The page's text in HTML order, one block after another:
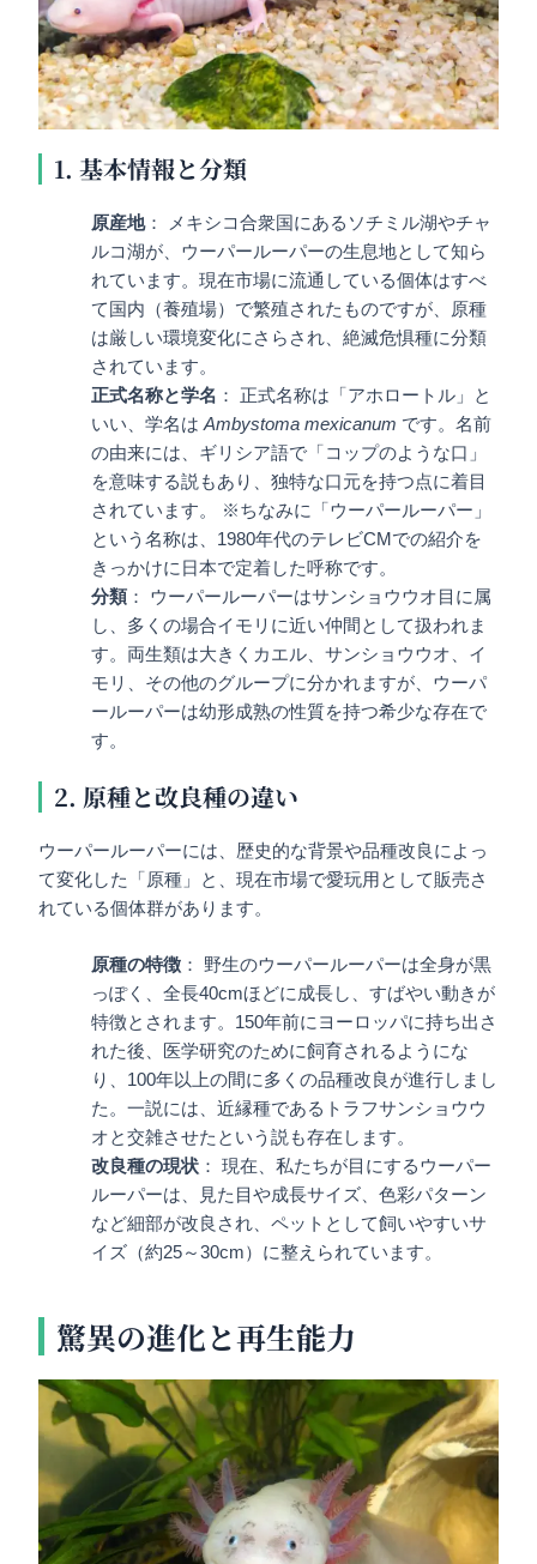
1. 基本情報と分類
原産地： メキシコ合衆国にあるソチミル湖やチャ
ルコ湖が、ウーパールーパーの生息地として知ら
れています。現在市場に流通している個体はすべ
て国内（養殖場）で繁殖されたものですが、原種
は厳しい環境変化にさらされ、絶滅危惧種に分類
されています。
正式名称と学名 ： 正式名称は「アホロートル」と
いい、学名はAmbystoma mexicanum です。名前
の由来には、ギリシア語で「コップのような口」
を意味する説もあり、独特な口元を持つ点に着目
されています。 ※ちなみに「ウーパールーパー」
という名称は、1980年代のテレビCMでの紹介を
きっかけに日本で定着した呼称です。
分類 ： ウーパールーパーはサンショウウオ目に属
し、多くの場合イモリに近い仲間として扱われま
す。両生類は大きくカエル、サンショウウオ、イ
モリ、その他のグループに分かれますが、ウーパ
ールーパーは幼形成熟の性質を持つ希少な存在で
す。
2. 原種と改良種の違い
ウーパールーパーには、歴史的な背景や品種改良によっ
て変化した「原種」と、現在市場で愛玩用として販売さ
れている個体群があります。
原種の特徴 ： 野生のウーパールーパーは全身が黒
っぽく、全長40cmほどに成長し、すばやい動きが
特徴とされます。150年前にヨーロッパに持ち出さ
れた後、医学研究のために飼育されるようにな
り、100年以上の間に多くの品種改良が進行しまし
た。一説には、近縁種であるトラフサンショウウ
オと交雑させたという説も存在します。
改良種の現状 ： 現在、私たちが目にするウーパー
ルーパーは、見た目や成長サイズ、色彩パターン
など細部が改良され、ペットとして飼いやすいサ
イズ（約25～30cm）に整えられています。
驚異の進化と再生能力